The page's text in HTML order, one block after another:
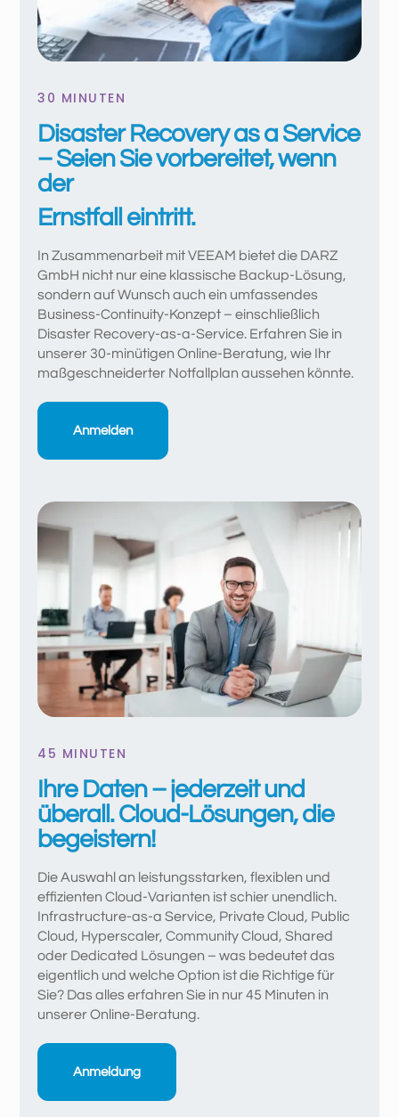
30 MINUTEN
Disaster Recovery as a Service
– Seien Sie vorbereitet, wenn
der
Ernstfall eintritt.
In Zusammenarbeit mit VEEAM bietet die DARZ
GmbH nicht nur eine klassische Backup-Lösung,
sondern auf Wunsch auch ein umfassendes
Business-Continuity-Konzept – einschließlich
Disaster Recovery-as-a-Service. Erfahren Sie in
unserer 30-minütigen Online-Beratung, wie Ihr
maßgeschneiderter Notfallplan aussehen könnte.
Anmelden
45 MINUTEN
Ihre Daten – jederzeit und
überall. Cloud-Lösungen, die
begeistern!
Die Auswahl an leistungsstarken, flexiblen und
effizienten Cloud-Varianten ist schier unendlich.
Infrastructure-as-a Service, Private Cloud, Public
Cloud, Hyperscaler, Community Cloud, Shared
oder Dedicated Lösungen – was bedeutet das
eigentlich und welche Option ist die Richtige für
Sie? Das alles erfahren Sie in nur 45 Minuten in
unserer Online-Beratung.
Anmeldung